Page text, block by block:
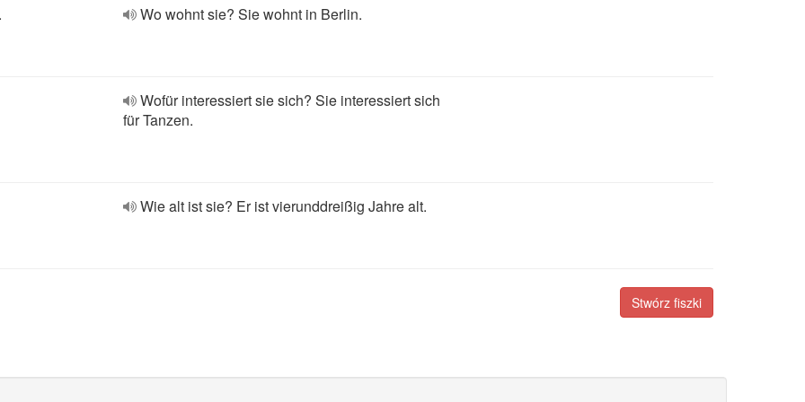
Wo wohnt sie? Sie wohnt in Berlin.
Wofür interessiert sie sich? Sie interessiert sich
für Tanzen.
Wie alt ist sie? Er ist vierunddreißig Jahre alt.
Stwórz fiszki